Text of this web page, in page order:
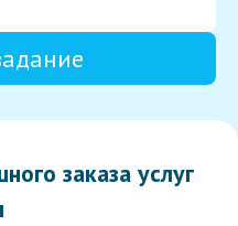
заказа услуг